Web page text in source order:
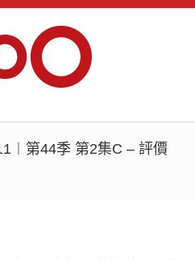
第44季 第2集C – 評價